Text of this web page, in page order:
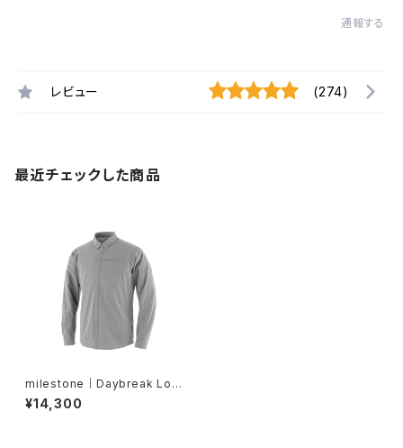
通報する
レビュー (274)
最近チェックした商品
milestone｜Daybreak Lon
g Sleeve Shirt Overcast
¥14,300